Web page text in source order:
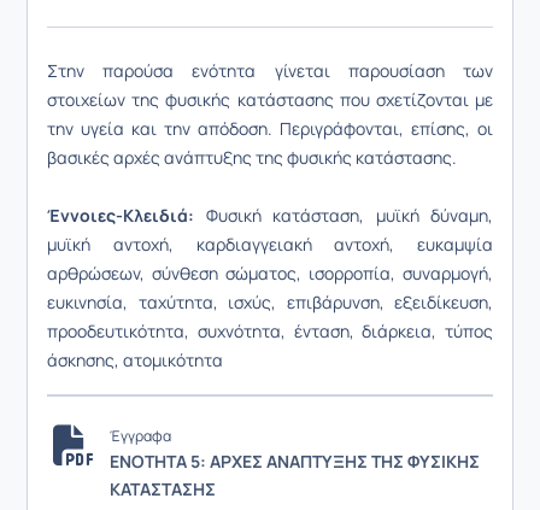
Στην παρούσα ενότητα γίνεται παρουσίαση των
στοιχείων της φυσικής κατάστασης που σχετίζονται με
την υγεία και την απόδοση. Περιγράφονται, επίσης, οι
βασικές αρχές ανάπτυξης της φυσικής κατάστασης.
Έννοιες-Κλειδιά: Φυσική κατάσταση, μυϊκή δύναμη,
μυϊκή αντοχή, καρδιαγγειακή αντοχή, ευκαμψία
αρθρώσεων, σύνθεση σώματος, ισορροπία, συναρμογή,
ευκινησία, ταχύτητα, ισχύς, επιβάρυνση, εξειδίκευση,
προοδευτικότητα, συχνότητα, ένταση, διάρκεια, τύπος
άσκησης, ατομικότητα
Έγγραφα
ΕΝΟΤΗΤΑ 5: ΑΡΧΕΣ ΑΝΑΠΤΥΞΗΣ ΤΗΣ ΦΥΣΙΚΗΣ
ΚΑΤΑΣΤΑΣΗΣ